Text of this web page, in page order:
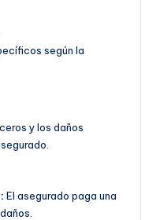
según la
y los daños
El asegurado paga una